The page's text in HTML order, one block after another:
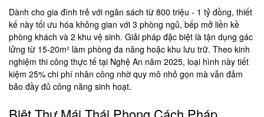
Dành cho gia đình trẻ với ngân sách từ 800 triệu - 1 tỷ đồng, thiết
kế này tối ưu hóa không gian với 3 phòng ngủ, bếp mở liền kề
phòng khách và 2 khu vệ sinh. Giải pháp đặc biệt là tận dụng gác
lửng từ 15-20m² làm phòng đa năng hoặc khu lưu trữ. Theo kinh
nghiệm thi công thực tế tại Nghệ An năm 2025, loại hình này tiết
kiệm 25% chi phí nhân công nhờ quy mô nhỏ gọn mà vẫn đảm
bảo đầy đủ công năng sinh hoạt.